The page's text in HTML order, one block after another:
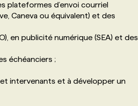
plateformes d’envoi courriel
Caneva ou équivalent) et des
en publicité numérique (SEA) et des
échéanciers ;
intervenants et à développer un